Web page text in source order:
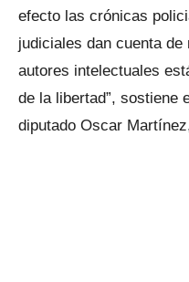
efecto las crónicas
judiciales dan cuenta
autores intelectuales
de la libertad”, sostiene
diputado Oscar